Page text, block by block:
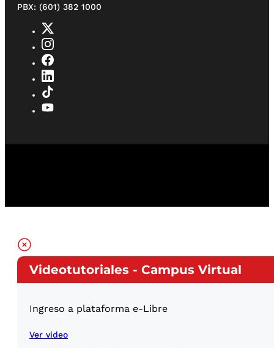
PBX: (601) 382 1000
Videotutoriales - Campus Virtual
Ingreso a plataforma e-Libre
Ver video